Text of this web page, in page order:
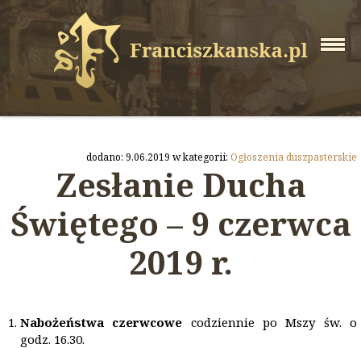
dodano: 9.06.2019 w kategorii: Ogłoszenia duszpasterskie
Zesłanie Ducha
Świętego – 9 czerwca
2019 r.
Nabożeństwa czerwcowe codziennie po Mszy św. o
godz. 16.30.